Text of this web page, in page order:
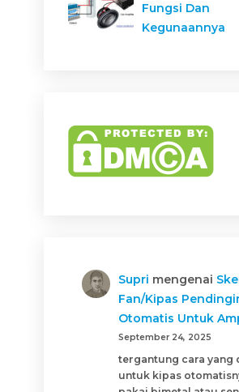
Fungsi Dan
Kegunaannya
Supri mengenai
Fan/Kipas
Otomatis Untuk
September 24, 2025
tergantung cara yang
untuk kipas